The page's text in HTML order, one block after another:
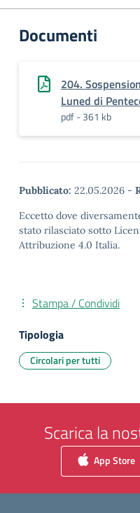
Documenti
204.
Luned di
pdf - 361 kb
Pubblicato: 22.05.2026 -
Eccetto dove
stato rilasciato sotto
Attribuzione 4.0 Italia.
Stampa / Condividi
Tipologia
Circolari per tutti
Scarica la
App Store